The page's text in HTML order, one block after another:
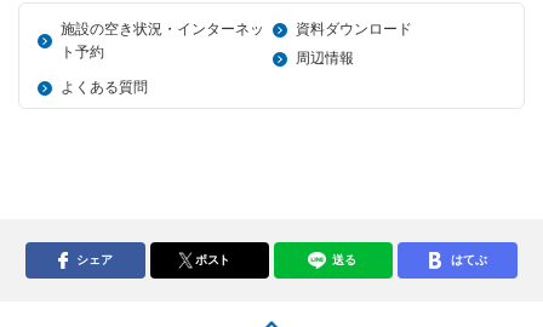
施設の空き状況・インターネッ
ト予約
資料ダウンロード
周辺情報
よくある質問
シェア ポスト 送る はてぶ